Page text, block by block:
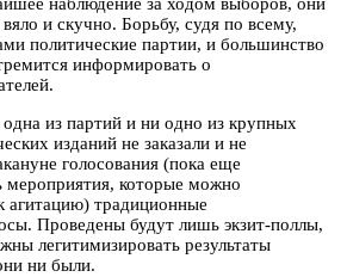
и скучно. Борьбу, судя по всему,
политические партии, и большинство
информировать о
из партий и ни одно из крупных
изданий не заказали и не
голосования (пока еще
мероприятия, которые можно
агитацию) традиционные
Проведены будут лишь экзит-поллы,
легитимизировать результаты
ни были.